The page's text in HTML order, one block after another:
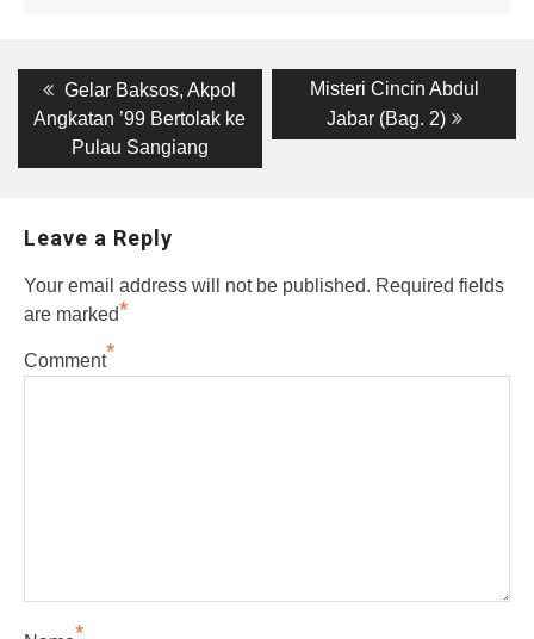
Post
navigation
Previous
post:
Gelar Baksos, Akpol
Angkatan ’99 Bertolak ke
Pulau Sangiang
Next
post:
Misteri Cincin Abdul
Jabar (Bag. 2)
Leave a Reply
Your email address will not be published. Required fields
are marked*
Comment*
*